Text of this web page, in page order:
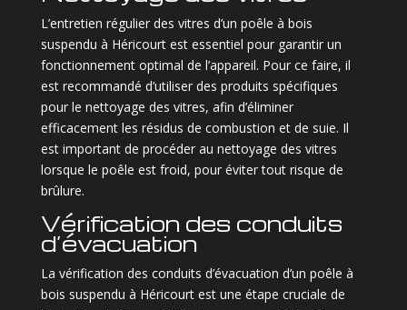
L’entretien régulier des vitres d’un poêle à bois
suspendu à Héricourt est essentiel pour garantir un
fonctionnement optimal de l’appareil. Pour ce faire, il
est recommandé d’utiliser des produits spécifiques
pour le nettoyage des vitres, afin d’éliminer
efficacement les résidus de combustion et de suie. Il
est important de procéder au nettoyage des vitres
lorsque le poêle est froid, pour éviter tout risque de
brûlure.
Vérification des conduits
d’évacuation
La vérification des conduits d’évacuation d’un poêle à
bois suspendu à Héricourt est une étape cruciale de